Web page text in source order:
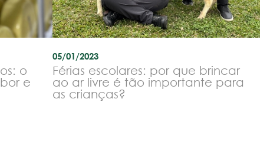
o
e
05/01/2023
Férias escolares: por que brincar
ao ar livre é tão importante para
as crianças?